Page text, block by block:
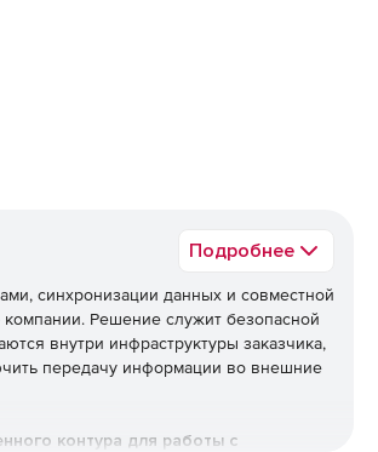
Подробнее
синхронизации данных и совместной
Решение служит безопасной
внутри инфраструктуры заказчика,
передачу информации во внешние
контура для работы с